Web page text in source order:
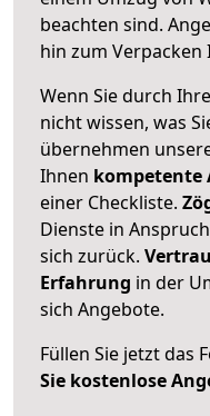
beachten sind.
hin zum
Wenn Sie durch
nicht wissen, was
übernehmen
Ihnen kompetente
einer Checkliste.
Dienste in
sich zurück.
Erfahrung in der
sich Angebote.
Füllen Sie jetzt das
Sie kostenlose